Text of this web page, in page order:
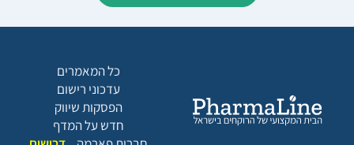
כל המאמרים
עדכוני רישום
הפסקות שיווק
חדש על המדף